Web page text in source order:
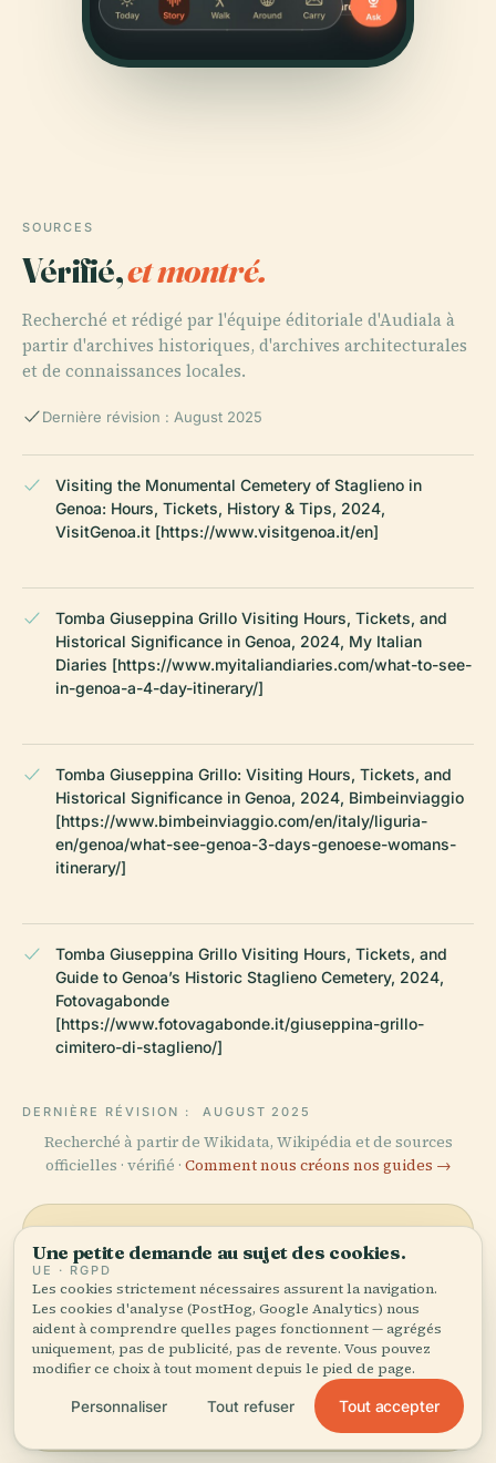
SOURCES
Vérifié,et montré.
Recherché et rédigé par l'équipe éditoriale d'Audiala à
partir d'archives historiques, d'archives architecturales
et de connaissances locales.
Dernière révision : August 2025
Visiting the Monumental Cemetery of Staglieno in
Genoa: Hours, Tickets, History & Tips, 2024,
VisitGenoa.it [https://www.visitgenoa.it/en]
Tomba Giuseppina Grillo Visiting Hours, Tickets, and
Historical Significance in Genoa, 2024, My Italian
Diaries [https://www.myitaliandiaries.com/what-to-see-
in-genoa-a-4-day-itinerary/]
Tomba Giuseppina Grillo: Visiting Hours, Tickets, and
Historical Significance in Genoa, 2024, Bimbeinviaggio
[https://www.bimbeinviaggio.com/en/italy/liguria-
en/genoa/what-see-genoa-3-days-genoese-womans-
itinerary/]
Tomba Giuseppina Grillo Visiting Hours, Tickets, and
Guide to Genoa’s Historic Staglieno Cemetery, 2024,
Fotovagabonde
[https://www.fotovagabonde.it/giuseppina-grillo-
cimitero-di-staglieno/]
DERNIÈRE RÉVISION : AUGUST 2025
Recherché à partir de Wikidata, Wikipédia et de sources
officielles · vérifié · Comment nous créons nos guides →
Explorer les
environs
Découvrez Tomba
Giuseppina Grillo sur la
proximité.
Voir la carte
Une petite demande au sujet des cookies.
UE · RGPD
Les cookies strictement nécessaires assurent la navigation.
Les cookies d'analyse (PostHog, Google Analytics) nous
aident à comprendre quelles pages fonctionnent — agrégés
uniquement, pas de publicité, pas de revente. Vous pouvez
modifier ce choix à tout moment depuis le pied de page.
Personnaliser Tout refuser Tout accepter